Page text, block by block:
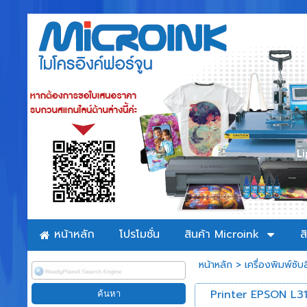
หน้าหลัก โปรโมชั่น สินค้า Microink
หน้าหลัก> เครื่องพิมพ์ซับ
Printer EPSON